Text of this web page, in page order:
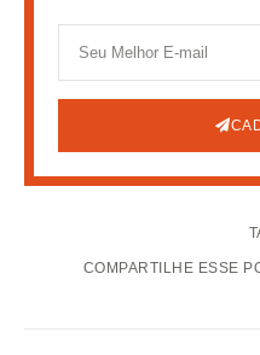
COMPARTILHE ESSE